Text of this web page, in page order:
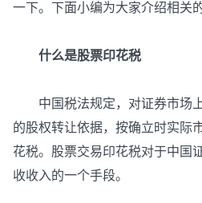
一下。下面小编为大家介绍相关
什么是股票印花税
中国税法规定，对证券市场上
的股权转让依据，按确立时实际
花税。股票交易印花税对于中国
收收入的一个手段。